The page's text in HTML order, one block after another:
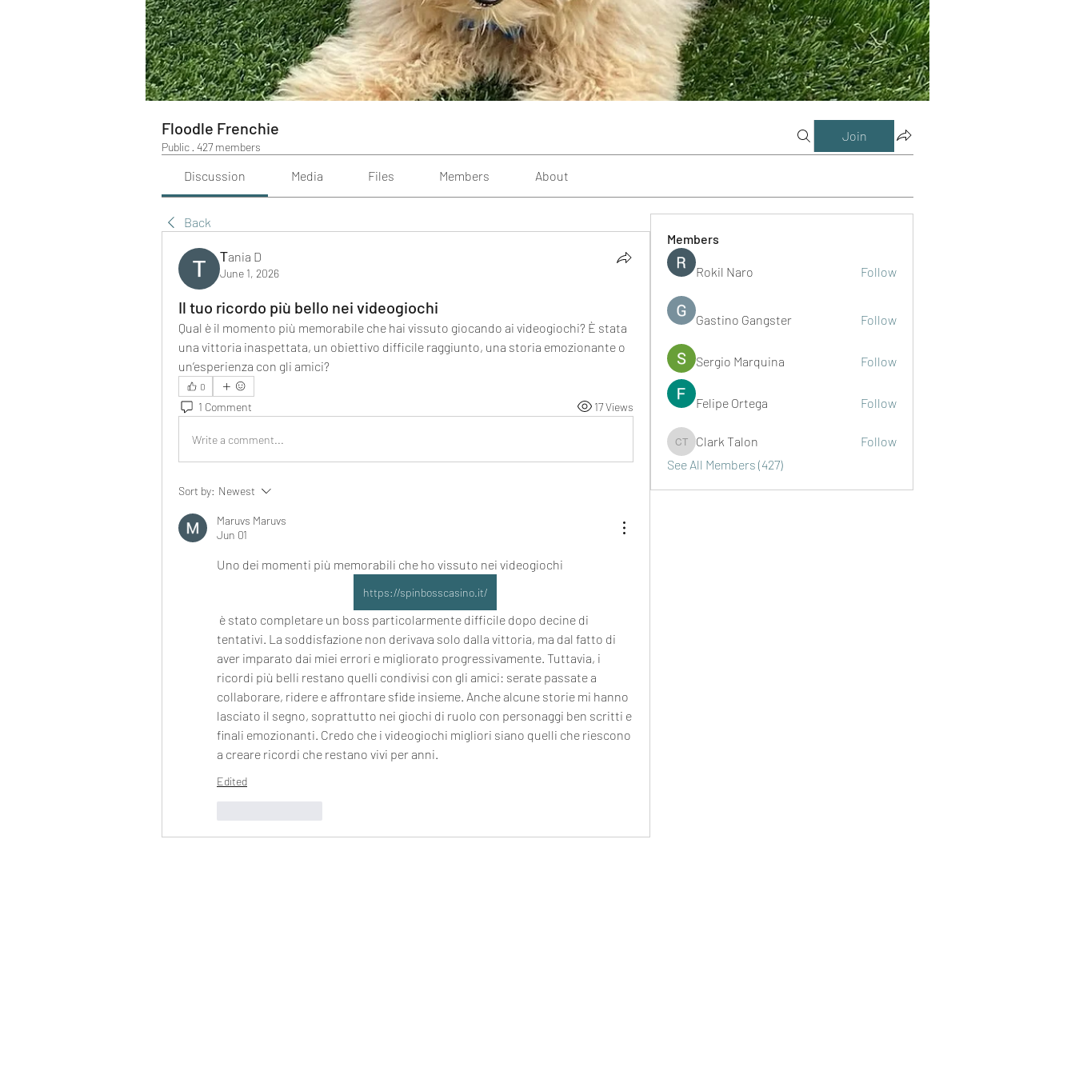
Floodle Frenchie
Public · 427 members
Join
Discussion Media Files Members About
Back
Тania D
June 1, 2026
Il tuo ricordo più bello nei videogiochi
Qual è il momento più memorabile che hai vissuto giocando ai videogiochi? È stata
una vittoria inaspettata, un obiettivo difficile raggiunto, una storia emozionante o
un’esperienza con gli amici?
0
1 Comment 17 Views
Write a comment...
Sort by: Newest
Maruvs Maruvs
Jun 01
Uno dei momenti più memorabili che ho vissuto nei videogiochi
https://spinbosscasino.it/
tentativi. La soddisfazione non derivava solo dalla vittoria, ma dal fatto di
aver imparato dai miei errori e migliorato progressivamente. Tuttavia, i
ricordi più belli restano quelli condivisi con gli amici: serate passate a
collaborare, ridere e affrontare sfide insieme. Anche alcune storie mi hanno
lasciato il segno, soprattutto nei giochi di ruolo con personaggi ben scritti e
finali emozionanti. Credo che i videogiochi migliori siano quelli che riescono
a creare ricordi che restano vivi per anni.
Edited
Members
Rokil Naro Follow
Gastino Gangster Follow
Sergio Marquina Follow
Felipe Ortega Follow
Clark Talon
Clark Talon
Follow
See All Members (427)